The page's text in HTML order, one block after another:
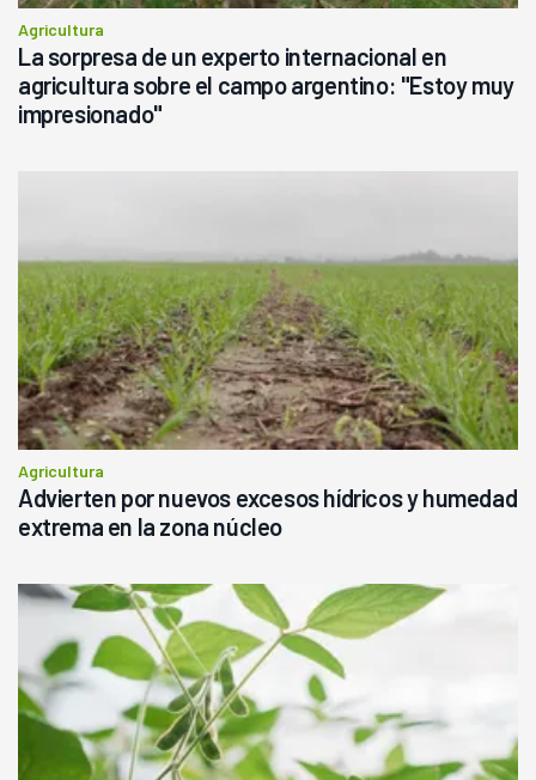
Agricultura
La sorpresa de un experto internacional en
agricultura sobre el campo argentino: "Estoy muy
impresionado"
Agricultura
Advierten por nuevos excesos hídricos y humedad
extrema en la zona núcleo